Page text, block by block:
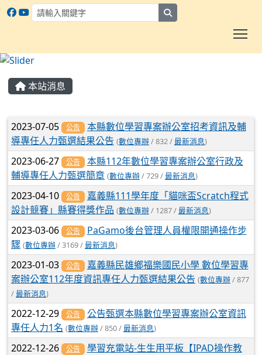
本站消息
文章列表
2023-07-05 公告
本縣數位學習專案辦公室招考資訊及輔
導專任人力甄選結果公告 (數位專辦/ 832 /最新消息)
2023-06-27 公告
本縣112年數位學習專案辦公室行政及
輔導專任人力甄選簡章 (數位專辦/ 729 /最新消息)
2023-04-10 公告
嘉義縣111學年度「貓咪盃Scratch程式
設計競賽」縣賽得獎作品 (數位專辦/ 1287 /最新消息)
2023-03-06 公告
PaGamo後台管理人員權限開通操作步
驟 (數位專辦/ 3169 /最新消息)
2023-01-03 公告
嘉義縣民雄鄉福樂國民小學 數位學習專
案辦公室112年度資訊專任人力甄選結果公告 (數位專辦/ 877
/最新消息)
2022-12-29 公告
公告甄選本縣數位學習專案辦公室資訊
專任人力1名 (數位專辦/ 850 /最新消息)
2022-12-26 公告
學習充電站-生生用平板【IPAD操作教